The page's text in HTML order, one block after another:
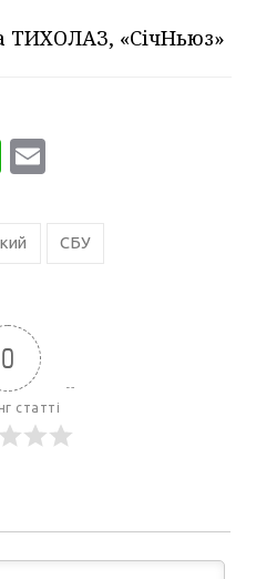
«СічНьюз»
WhatsApp
СБУ
0
статті